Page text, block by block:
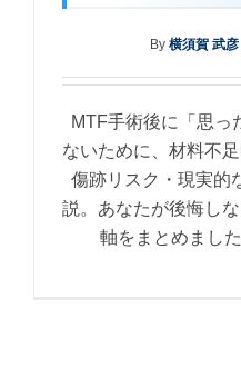
By 横須賀 武彦
MTF手術後に「思
ないために、材料不
傷跡リスク・現実的
説。あなたが後悔し
軸をまとめまし